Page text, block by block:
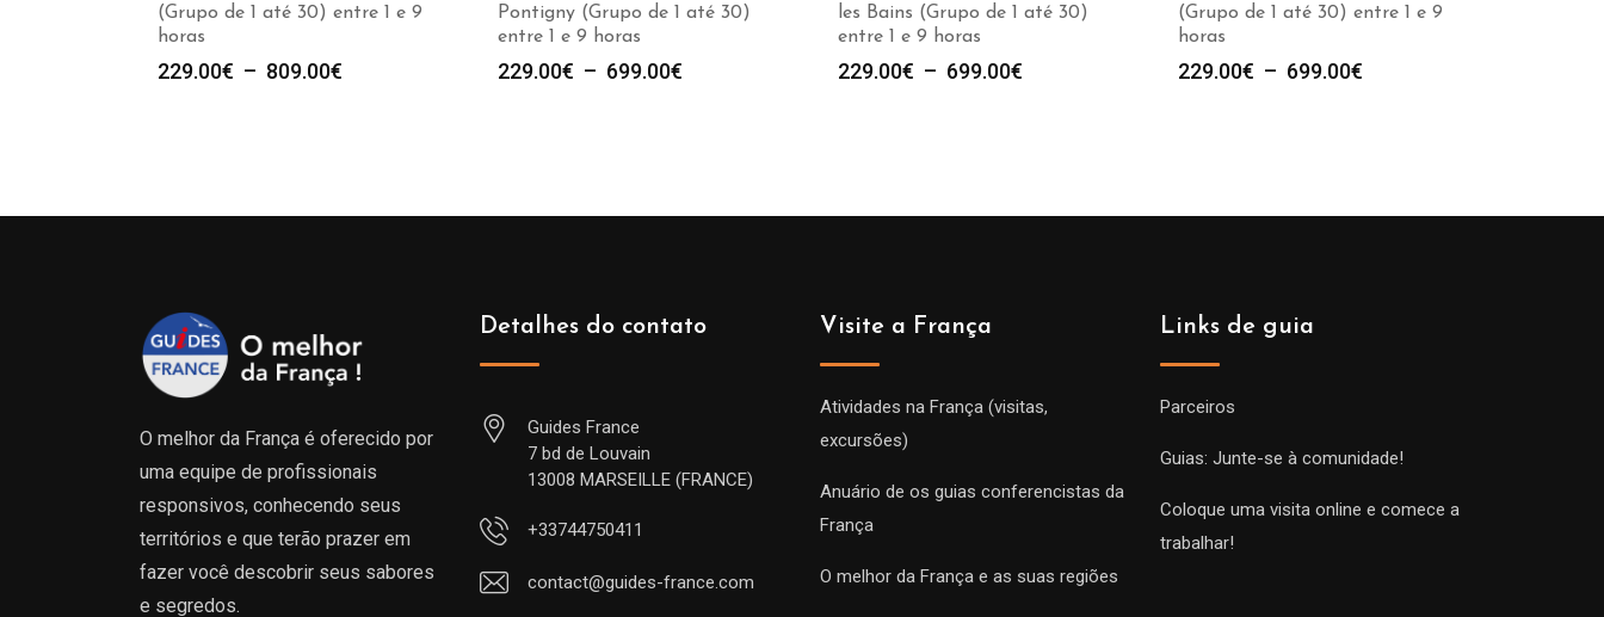
(Grupo de 1 até 30) entre 1 e 9
horas
229.00€ – 809.00€
Pontigny (Grupo de 1 até 30)
entre 1 e 9 horas
229.00€ – 699.00€
les Bains (Grupo de 1 até 30)
entre 1 e 9 horas
229.00€ – 699.00€
(Grupo de 1 até 30) entre 1 e 9
horas
229.00€ – 699.00€
O melhor da França é oferecido por
uma equipe de profissionais
responsivos, conhecendo seus
territórios e que terão prazer em
fazer você descobrir seus sabores
e segredos.
Detalhes do contato
Guides France
7 bd de Louvain
13008 MARSEILLE (FRANCE)
+33744750411
contact@guides-france.com
Visite a França
Atividades na França (visitas,
excursões)
Anuário de os guias conferencistas da
França
O melhor da França e as suas regiões
Links de guia
Parceiros
Guias: Junte-se à comunidade!
Coloque uma visita online e comece a
trabalhar!